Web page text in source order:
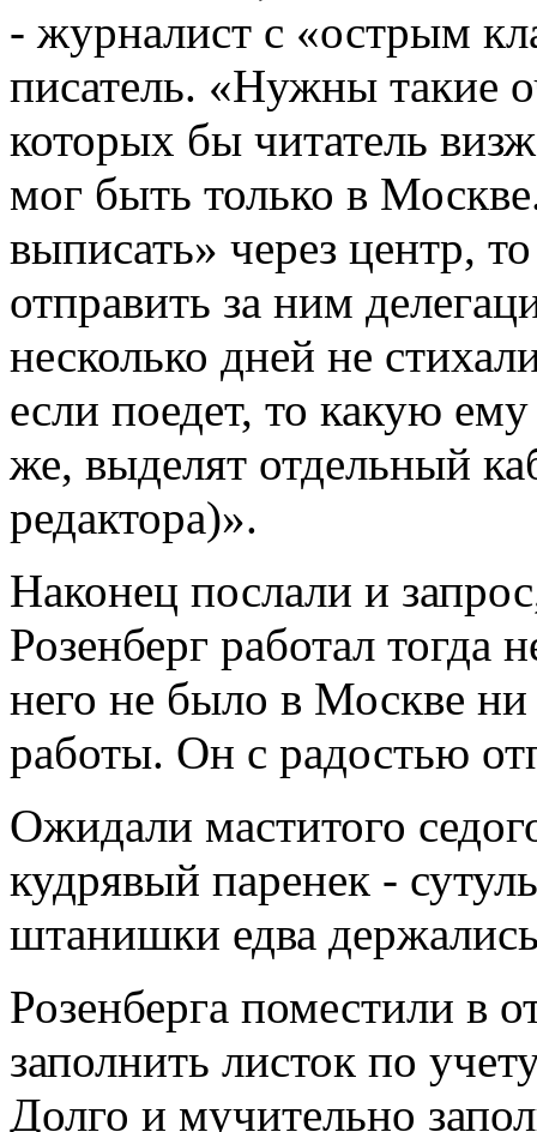
- журналист с «острым
писатель. «Нужны такие
которых бы читатель
мог быть только в
выписать» через центр,
отправить за ним
несколько дней не
если поедет, то какую
же, выделят отдельный
редактора)».
Наконец послали и
Розенберг работал
него не было в Москве
работы. Он с радостью
Ожидали маститого
кудрявый паренек -
штанишки едва
Розенберга поместили в
заполнить листок по
Долго и мучительно